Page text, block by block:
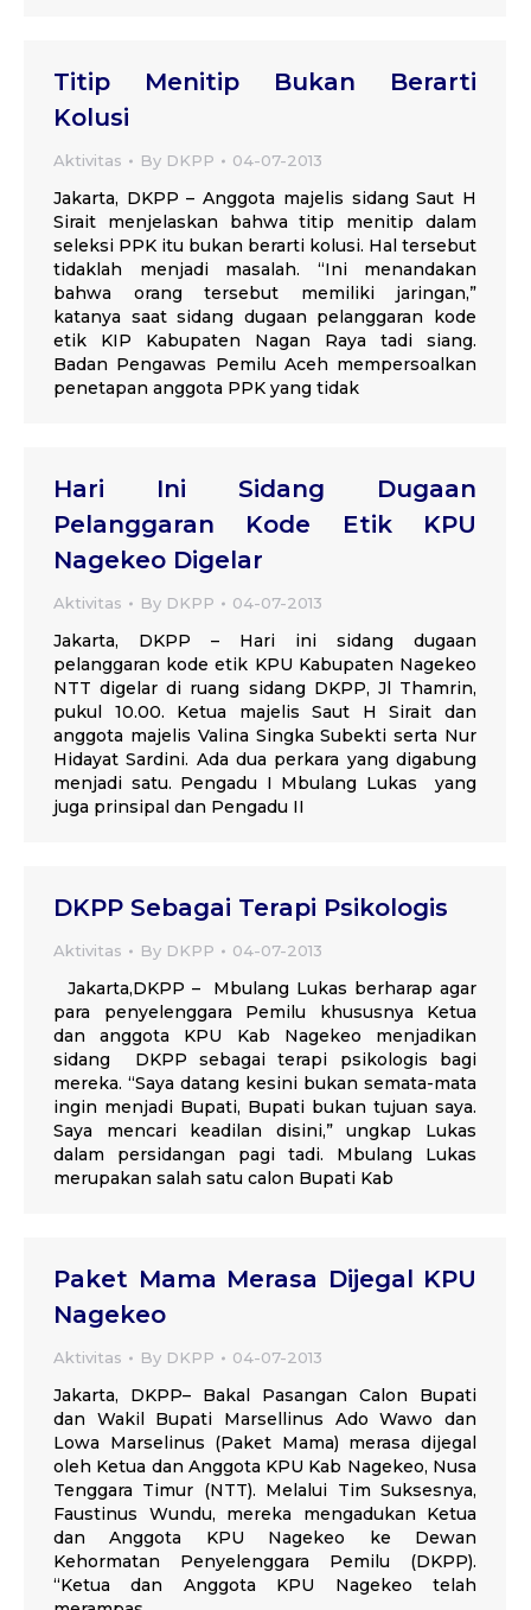
Titip Menitip Bukan Berarti
Kolusi
Aktivitas By DKPP 04-07-2013
Jakarta, DKPP – Anggota majelis sidang Saut H
Sirait menjelaskan bahwa titip menitip dalam
seleksi PPK itu bukan berarti kolusi. Hal tersebut
tidaklah menjadi masalah. “Ini menandakan
bahwa orang tersebut memiliki jaringan,”
katanya saat sidang dugaan pelanggaran kode
etik KIP Kabupaten Nagan Raya tadi siang.
Badan Pengawas Pemilu Aceh mempersoalkan
penetapan anggota PPK yang tidak
Hari Ini Sidang Dugaan
Pelanggaran Kode Etik KPU
Nagekeo Digelar
Aktivitas By DKPP 04-07-2013
Jakarta, DKPP – Hari ini sidang dugaan
pelanggaran kode etik KPU Kabupaten Nagekeo
NTT digelar di ruang sidang DKPP, Jl Thamrin,
pukul 10.00. Ketua majelis Saut H Sirait dan
anggota majelis Valina Singka Subekti serta Nur
Hidayat Sardini. Ada dua perkara yang digabung
menjadi satu. Pengadu I Mbulang Lukas yang
juga prinsipal dan Pengadu II
DKPP Sebagai Terapi Psikologis
Aktivitas By DKPP 04-07-2013
Jakarta,DKPP – Mbulang Lukas berharap agar
para penyelenggara Pemilu khususnya Ketua
dan anggota KPU Kab Nagekeo menjadikan
sidang DKPP sebagai terapi psikologis bagi
mereka. “Saya datang kesini bukan semata-mata
ingin menjadi Bupati, Bupati bukan tujuan saya.
Saya mencari keadilan disini,” ungkap Lukas
dalam persidangan pagi tadi. Mbulang Lukas
merupakan salah satu calon Bupati Kab
Paket Mama Merasa Dijegal KPU
Nagekeo
Aktivitas By DKPP 04-07-2013
Jakarta, DKPP– Bakal Pasangan Calon Bupati
dan Wakil Bupati Marsellinus Ado Wawo dan
Lowa Marselinus (Paket Mama) merasa dijegal
oleh Ketua dan Anggota KPU Kab Nagekeo, Nusa
Tenggara Timur (NTT). Melalui Tim Suksesnya,
Faustinus Wundu, mereka mengadukan Ketua
dan Anggota KPU Nagekeo ke Dewan
Kehormatan Penyelenggara Pemilu (DKPP).
“Ketua dan Anggota KPU Nagekeo telah